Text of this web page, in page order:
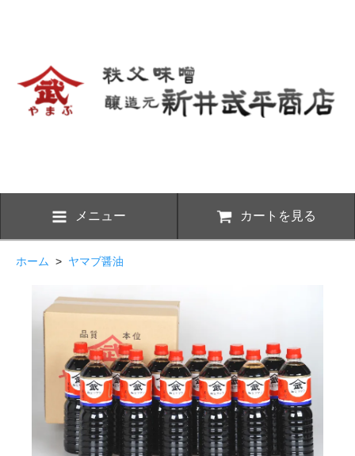
メニュー カートを見る
ホーム > ヤマブ醤油